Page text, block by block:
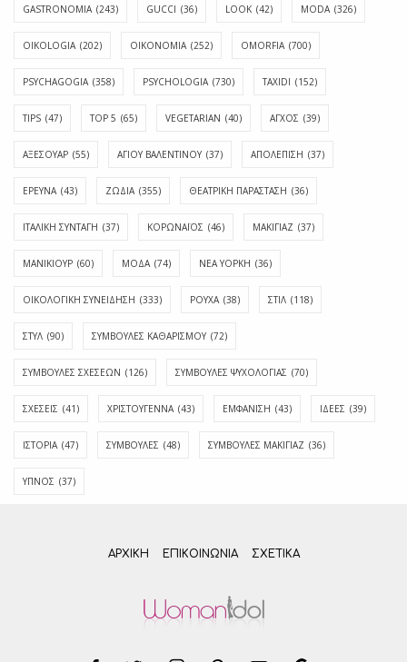
GASTRONOMIA (243) GUCCI (36) LOOK (42) MODA (326)
OIKOLOGIA (202) OIKONOMIA (252) OMORFIA (700)
PSYCHAGOGIA (358) PSYCHOLOGIA (730) TAXIDI (152)
TIPS (47) TOP 5 (65) VEGETARIAN (40) ΑΓΧΟΣ (39)
ΑΞΕΣΟΥΑΡ (55) ΑΓΊΟΥ ΒΑΛΕΝΤΊΝΟΥ (37) ΑΠΟΛΈΠΙΣΗ (37)
ΕΡΕΥΝΑ (43) ΖΩΔΙΑ (355) ΘΕΑΤΡΙΚΗ ΠΑΡΑΣΤΑΣΗ (36)
ΙΤΑΛΙΚΗ ΣΥΝΤΑΓΗ (37) ΚΟΡΩΝΑΪΟΣ (46) ΜΑΚΙΓΙΑΖ (37)
ΜΑΝΙΚΙΟΥΡ (60) ΜΟΔΑ (74) ΝΕΑ ΥΟΡΚΗ (36)
ΟΙΚΟΛΟΓΙΚΗ ΣΥΝΕΙΔΗΣΗ (333) ΡΟΥΧΑ (38) ΣΤΙΛ (118)
ΣΤΥΛ (90) ΣΥΜΒΟΥΛΕΣ ΚΑΘΑΡΙΣΜΟΥ (72)
ΣΥΜΒΟΥΛΕΣ ΣΧΕΣΕΩΝ (126) ΣΥΜΒΟΥΛΕΣ ΨΥΧΟΛΟΓΙΑΣ (70)
ΣΧΕΣΕΙΣ (41) ΧΡΙΣΤΟΥΓΕΝΝΑ (43) ΕΜΦΆΝΙΣΗ (43) ΙΔΈΕΣ (39)
ΙΣΤΟΡΊΑ (47) ΣΥΜΒΟΥΛΈΣ (48) ΣΥΜΒΟΥΛΈΣ ΜΑΚΙΓΙΆΖ (36)
ΎΠΝΟΣ (37)
ΑΡΧΙΚΗ ΕΠΙΚΟΙΝΩΝΊΑ ΣΧΕΤΙΚΆ